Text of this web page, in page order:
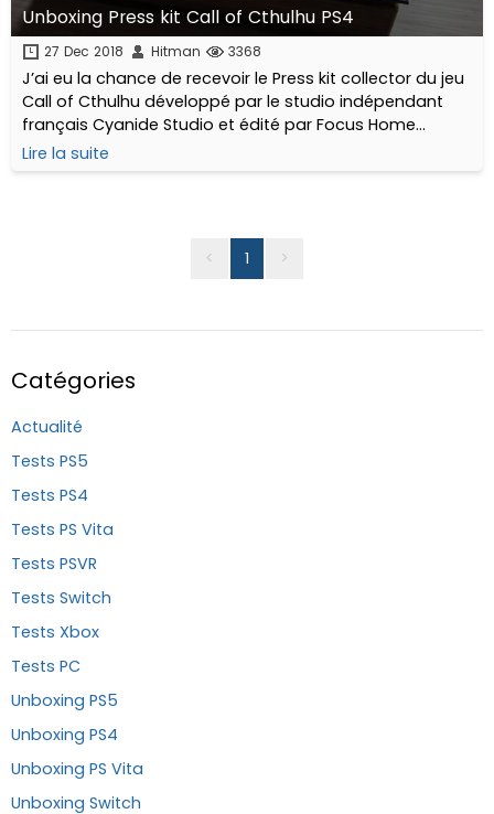
Unboxing Press kit Call of Cthulhu PS4
27 Dec 2018 Hitman 3368
J’ai eu la chance de recevoir le Press kit collector du jeu
Call of Cthulhu développé par le studio indépendant
français Cyanide Studio et édité par Focus Home
Interactive. Collector puisque limité à seulement 320
exemplaires dans le monde !
Lire la suite
< 1 >
Catégories
Actualité
Tests PS5
Tests PS4
Tests PS Vita
Tests PSVR
Tests Switch
Tests Xbox
Tests PC
Unboxing PS5
Unboxing PS4
Unboxing PS Vita
Unboxing Switch